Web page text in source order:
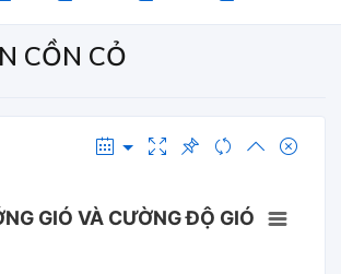
CỒN CỎ
GIÓ VÀ CƯỜNG ĐỘ GIÓ